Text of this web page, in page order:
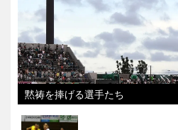
黙祷を捧げる選手たち